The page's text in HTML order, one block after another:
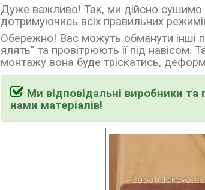
Дуже важливо! Так, ми дійсно
дотримуючись всіх правильних
Обережно! Вас можуть обманути інші
ялять" та провітрюють її під навісом.
монтажу вона буде тріскатись,
Ми відповідальні виробники та
нами матеріалів!